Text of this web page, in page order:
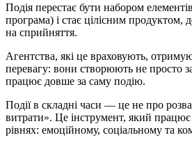
Подія перестає бути набором
програма) і стає цілісним продуктом,
на сприйняття.
Агентства, які це враховують,
перевагу: вони створюють не просто
працює довше за саму подію.
Події в складні часи — це не про
витрати». Це інструмент, який працює
рівнях: емоційному, соціальному та